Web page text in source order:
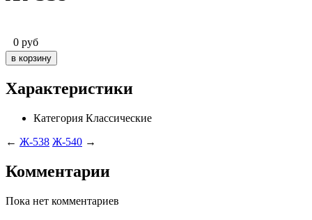
0 руб
Характеристики
Категория Классические
← Ж-538 Ж-540 →
Комментарии
Пока нет комментариев